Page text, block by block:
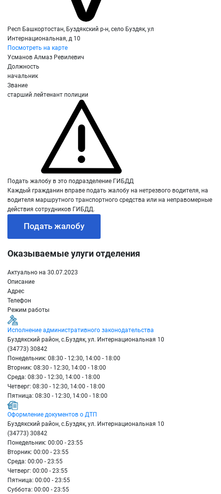
Респ Башкортостан, Буздякский р-н, село Буздяк, ул
Интернациональная, д 10
Посмотреть на карте
Усманов Алмаз Ревилевич
Должность
начальник
Звание
старший лейтенант полиции
Подать жалобу в это подразделение ГИБДД
Каждый гражданин вправе подать жалобу на нетрезвого водителя, на
водителя маршрутного транспортного средства или на неправомерные
действия сотрудников ГИБДД.
Подать жалобу
Оказываемые улуги отделения
Актуально на 30.07.2023
Описание
Адрес
Телефон
Режим работы
Исполнение административного законодательства
Буздякский район, с.Буздяк, ул. Интернациональная 10
(34773) 30842
Понедельник: 08:30 - 12:30, 14:00 - 18:00
Вторник: 08:30 - 12:30, 14:00 - 18:00
Среда: 08:30 - 12:30, 14:00 - 18:00
Четверг: 08:30 - 12:30, 14:00 - 18:00
Пятница: 08:30 - 12:30, 14:00 - 18:00
Оформление документов о ДТП
Буздякский район, с.Буздяк, ул. Интернациональная 10
(34773) 30842
Понедельник: 00:00 - 23:55
Вторник: 00:00 - 23:55
Среда: 00:00 - 23:55
Четверг: 00:00 - 23:55
Пятница: 00:00 - 23:55
Суббота: 00:00 - 23:55